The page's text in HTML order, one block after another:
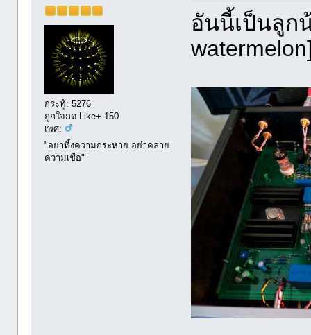
กระทู้: 5276
ถูกใจกด Like+ 150
เพศ:
"อย่าทิ้งความกระหาย อย่าคลาย
ความเชื่อ"
อันนี้เป็นลูก